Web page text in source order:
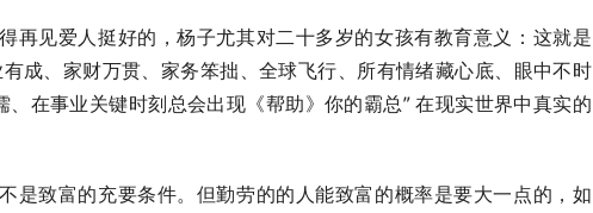
再见爱人挺好的，杨子尤其对二十多岁的女孩有教育意义：这就是
成、家财万贯、家务笨拙、全球飞行、所有情绪藏心底、眼中不时
、在事业关键时刻总会出现《帮助》你的霸总” 在现实世界中真实的
是致富的充要条件。但勤劳的的人能致富的概率是要大一点的，如